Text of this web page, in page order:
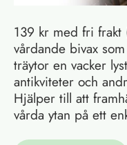
139 kr med fri
vårdande bivax
träytor en vacker
antikviteter och
Hjälper till att
vårda ytan på ett